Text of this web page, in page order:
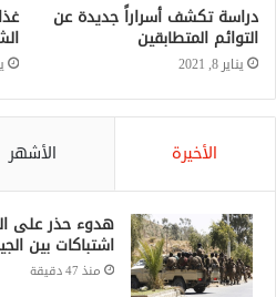
دراسة تكشف أسراراً جديدة عن
التوائم المتطابقين
يناير 8, 2021
الأخيرة الأشهر
هدوء حذر على
اشتباكات بين
منذ 47 دقيقة